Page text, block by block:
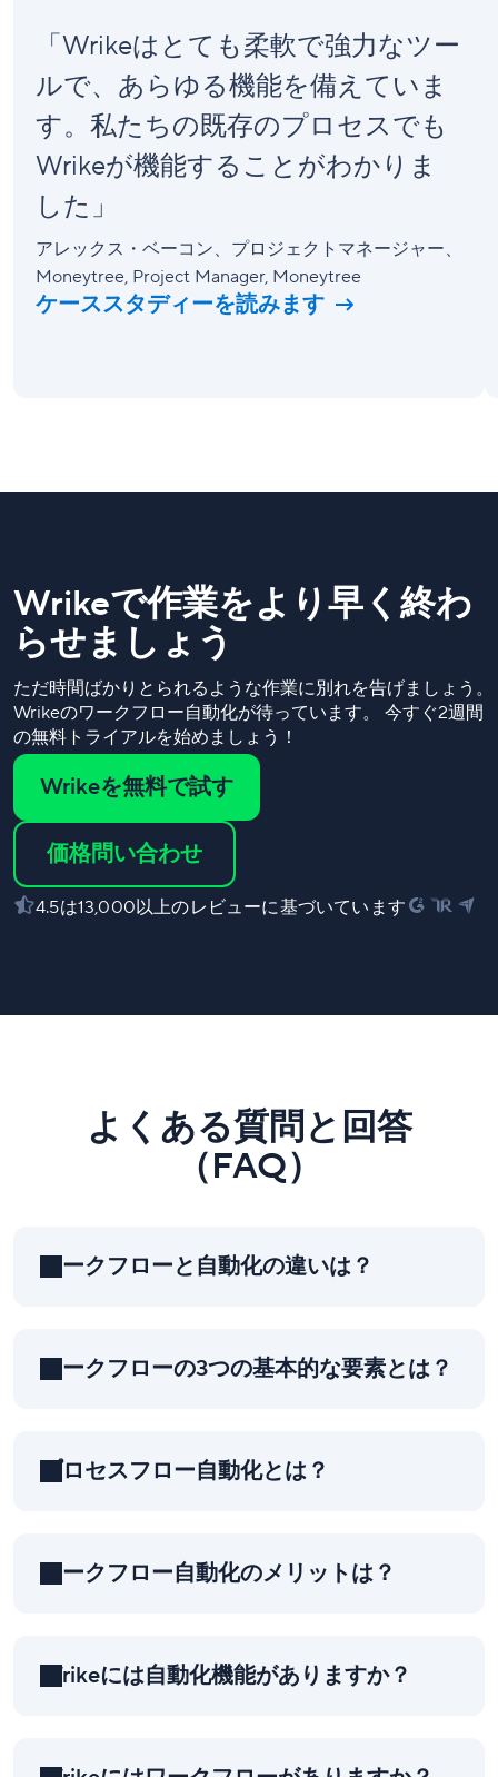
「Wrikeはとても柔軟で強力なツー
ルで、あらゆる機能を備えていま
す。私たちの既存のプロセスでも
Wrikeが機能することがわかりま
した」
アレックス・ベーコン、プロジェクトマネージャー、
Moneytree, Project Manager, Moneytree
ケーススタディーを読みます
Wrikeで作業をより早く終わ
らせましょう
ただ時間ばかりとられるような作業に別れを告げましょう。
Wrikeのワークフロー自動化が待っています。 今すぐ2週間
の無料トライアルを始めましょう！
Wrikeを無料で試す
価格問い合わせ
4.5は13,000以上のレビューに基づいています
よくある質問と回答
（FAQ）
ワークフローと自動化の違いは？
ワークフローの3つの基本的な要素とは？
プロセスフロー自動化とは？
ワークフロー自動化のメリットは？
Wrikeには自動化機能がありますか？